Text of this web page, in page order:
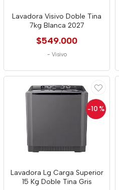
Lavadora Visivo Doble Tina
7kg Blanca 2027
$549.000
- Visivo
-10 %
Lavadora Lg Carga Superior
15 Kg Doble Tina Gris